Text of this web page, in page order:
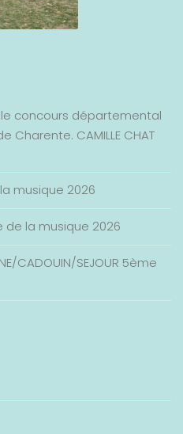
concours départemental
Charente. CAMILLE CHAT
musique 2026
de la musique 2026
CADOUIN/SEJOUR 5ème